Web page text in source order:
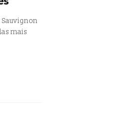
Sauvignon
mais